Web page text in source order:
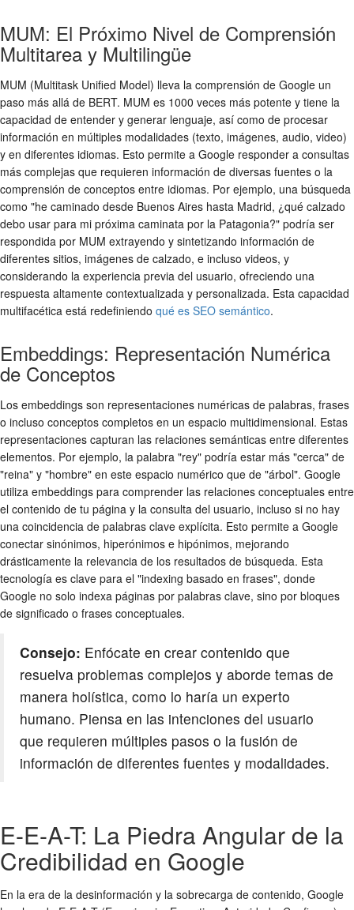
MUM: El Próximo Nivel de Comprensión
Multitarea y Multilingüe
MUM (Multitask Unified Model) lleva la comprensión de Google un
paso más allá de BERT. MUM es 1000 veces más potente y tiene la
capacidad de entender y generar lenguaje, así como de procesar
información en múltiples modalidades (texto, imágenes, audio, video)
y en diferentes idiomas. Esto permite a Google responder a consultas
más complejas que requieren información de diversas fuentes o la
comprensión de conceptos entre idiomas. Por ejemplo, una búsqueda
como "he caminado desde Buenos Aires hasta Madrid, ¿qué calzado
debo usar para mi próxima caminata por la Patagonia?" podría ser
respondida por MUM extrayendo y sintetizando información de
diferentes sitios, imágenes de calzado, e incluso videos, y
considerando la experiencia previa del usuario, ofreciendo una
respuesta altamente contextualizada y personalizada. Esta capacidad
multifacética está redefiniendo qué es SEO semántico.
Embeddings: Representación Numérica
de Conceptos
Los embeddings son representaciones numéricas de palabras, frases
o incluso conceptos completos en un espacio multidimensional. Estas
representaciones capturan las relaciones semánticas entre diferentes
elementos. Por ejemplo, la palabra "rey" podría estar más "cerca" de
"reina" y "hombre" en este espacio numérico que de "árbol". Google
utiliza embeddings para comprender las relaciones conceptuales entre
el contenido de tu página y la consulta del usuario, incluso si no hay
una coincidencia de palabras clave explícita. Esto permite a Google
conectar sinónimos, hiperónimos e hipónimos, mejorando
drásticamente la relevancia de los resultados de búsqueda. Esta
tecnología es clave para el "indexing basado en frases", donde
Google no solo indexa páginas por palabras clave, sino por bloques
de significado o frases conceptuales.
Consejo: Enfócate en crear contenido que
resuelva problemas complejos y aborde temas de
manera holística, como lo haría un experto
humano. Piensa en las intenciones del usuario
que requieren múltiples pasos o la fusión de
información de diferentes fuentes y modalidades.
E-E-A-T: La Piedra Angular de la
Credibilidad en Google
En la era de la desinformación y la sobrecarga de contenido, Google